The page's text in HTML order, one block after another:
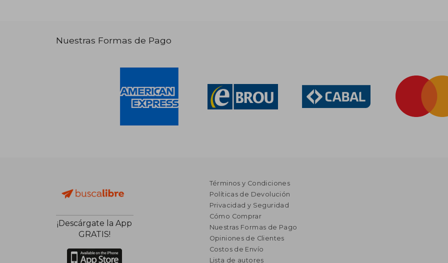
Nuestras Formas de Pago
¡Descárgate la App
GRATIS!
Términos y Condiciones
Políticas de Devolución
Privacidad y Seguridad
Cómo Comprar
Nuestras Formas de Pago
Opiniones de Clientes
Costos de Envío
Lista de autores